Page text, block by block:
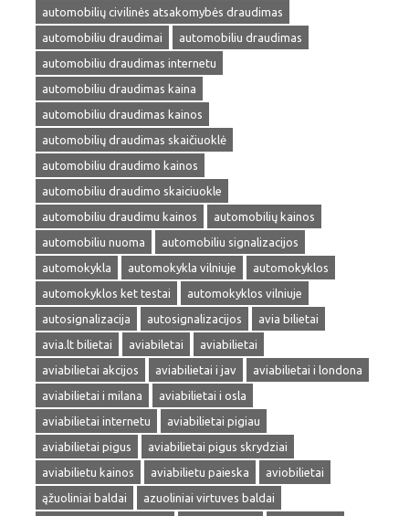
automobilių civilinės atsakomybės draudimas
automobiliu draudimai
automobiliu draudimas
automobiliu draudimas internetu
automobiliu draudimas kaina
automobiliu draudimas kainos
automobilių draudimas skaičiuoklė
automobiliu draudimo kainos
automobiliu draudimo skaiciuokle
automobiliu draudimu kainos
automobilių kainos
automobiliu nuoma
automobiliu signalizacijos
automokykla
automokykla vilniuje
automokyklos
automokyklos ket testai
automokyklos vilniuje
autosignalizacija
autosignalizacijos
avia bilietai
avia.lt bilietai
aviabiletai
aviabilietai
aviabilietai akcijos
aviabilietai i jav
aviabilietai i londona
aviabilietai i milana
aviabilietai i osla
aviabilietai internetu
aviabilietai pigiau
aviabilietai pigus
aviabilietai pigus skrydziai
aviabilietu kainos
aviabilietu paieska
aviobilietai
ąžuoliniai baldai
azuoliniai virtuves baldai